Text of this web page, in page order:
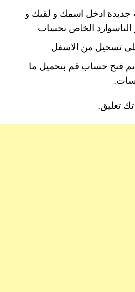
ادخل اسمك و لقبك و
الباسوارد الخاص بحساب
تسجيل من الاسفل
فتح حساب قم بتحميل ما
تعليق.